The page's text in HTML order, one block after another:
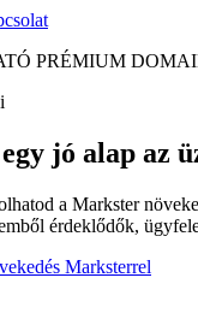
PRÉMIUM
jó alap az
a Markster
érdeklődők,
Marksterrel